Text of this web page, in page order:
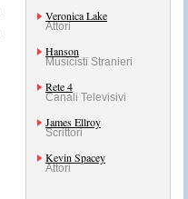
Veronica Lake
Attori
Hanson
Musicisti Stranieri
Rete 4
Canali Televisivi
James Ellroy
Scrittori
Kevin Spacey
Attori